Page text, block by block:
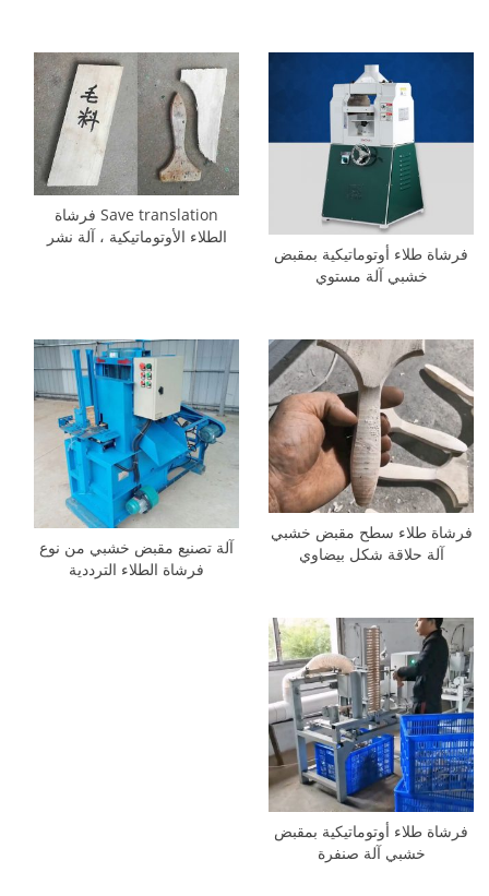
Save translation فرشاة
الطلاء الأوتوماتيكية ، آلة نشر
فرشاة طلاء أوتوماتيكية بمقبض
خشبي آلة مستوي
آلة تصنيع مقبض خشبي من نوع
فرشاة الطلاء الترددية
فرشاة طلاء سطح مقبض خشبي
آلة حلاقة شكل بيضاوي
فرشاة طلاء أوتوماتيكية بمقبض
خشبي آلة صنفرة